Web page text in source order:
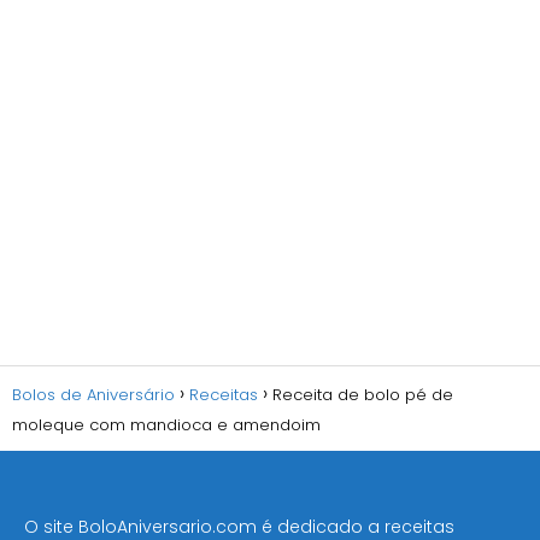
Bolos de Aniversário Receitas
Receita de bolo pé de
moleque com mandioca e amendoim
O site BoloAniversario.com é dedicado a receitas